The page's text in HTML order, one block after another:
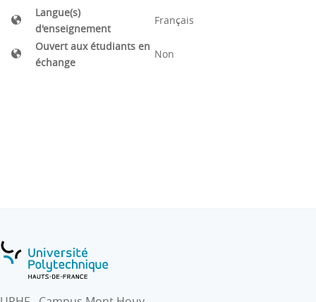
Langue(s)
d'enseignement
Français
Ouvert aux étudiants en
échange
Non